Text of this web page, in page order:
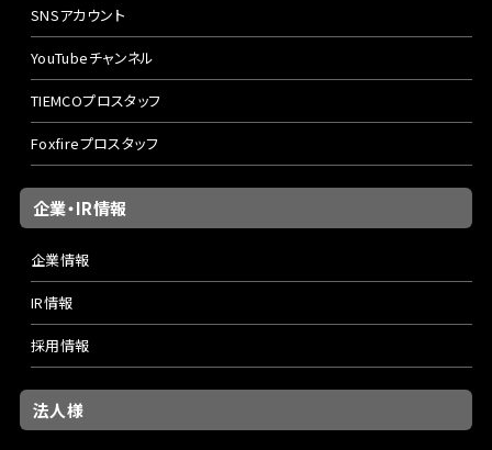
SNSアカウント
YouTubeチャンネル
TIEMCOプロスタッフ
Foxfireプロスタッフ
企業・IR情報
企業情報
IR情報
採用情報
法人様